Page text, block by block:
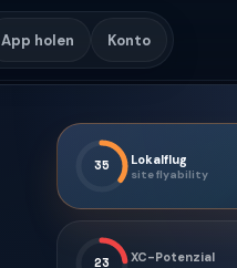
App holen Konto
35 Lokalflug
site flyability
23 XC-Potenzial